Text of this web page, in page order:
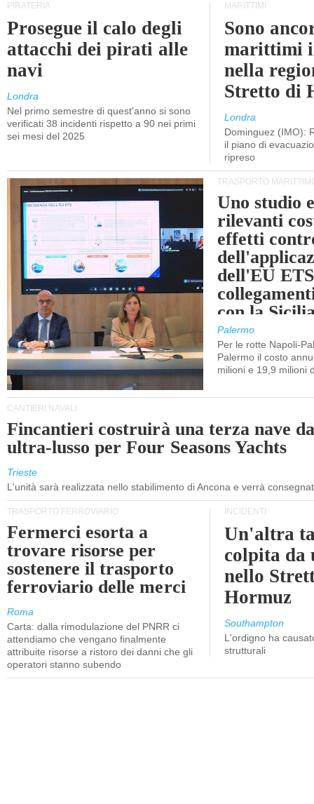
PIRATERIA
Prosegue il calo degli
attacchi dei pirati alle
navi
Londra
Nel primo semestre di quest'anno si sono
verificati 38 incidenti rispetto a 90 nei primi
sei mesi del 2025
MARITTIMI
Sono
marittimi
nella
Stretto di
Londra
Dominguez (IMO):
il piano di
ripreso
TRASPORTO
Uno studio
rilevanti
effetti
dell'EU
con la
Palermo
Per le rotte Napoli-
Palermo il costo
milioni e 19,9 milioni
CANTIERI NAVALI
Fincantieri costruirà una terza nave
ultra-lusso per Four Seasons Yachts
Trieste
L'unità sarà realizzata nello stabilimento di Ancona e verrà
TRASPORTO FERROVIARIO
Fermerci esorta a
trovare risorse per
sostenere il trasporto
ferroviario delle merci
Roma
Carta: dalla rimodulazione del PNRR ci
attendiamo che vengano finalmente
attribuite risorse a ristoro dei danni che gli
operatori stanno subendo
INCIDENTI
Un'altra
colpita da
nello
Hormuz
Southampton
L'ordigno ha
strutturali